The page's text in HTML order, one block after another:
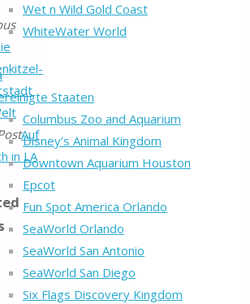
Wet n Wild Gold Coast
WhiteWater World
Staaten
Columbus Zoo and Aquarium
Disney’s Animal Kingdom
Downtown Aquarium Houston
Epcot
Fun Spot America Orlando
SeaWorld Orlando
SeaWorld San Antonio
SeaWorld San Diego
Six Flags Discovery Kingdom
Auf
in LA